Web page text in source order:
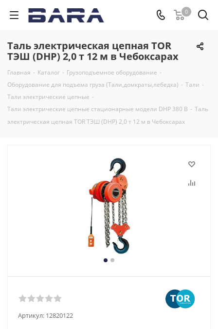
0
Таль электрическая цепная TOR
ТЭШ (DHP) 2,0 т 12 м в Чебоксарах
Главная - Каталог - Грузоподъемное оборудование -
Оборудование для подъема груза (Тали,домкраты,лебедка) - Тали -
Тали электрические цепные -
Тали электрические цепные стационарные модели DHP 380 В - Таль
электрическая цепная TOR ТЭШ (DHP) 2,0 т 12 м в Чебоксарах
Артикул: 12820122